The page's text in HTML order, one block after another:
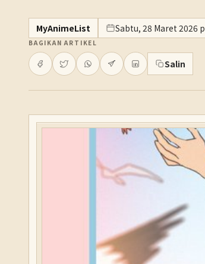
MyAnimeList Sabtu, 28 Maret 2026
BAGIKAN ARTIKEL
Salin